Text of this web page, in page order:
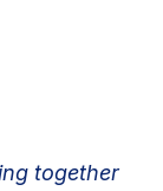
together